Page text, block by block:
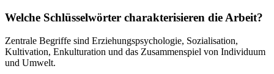
Welche Schlüsselwörter charakterisieren die Arbeit?
Zentrale Begriffe sind Erziehungspsychologie, Sozialisation,
Kultivation, Enkulturation und das Zusammenspiel von Individuum
und Umwelt.